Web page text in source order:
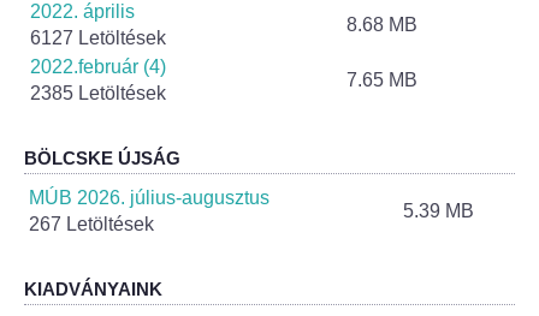
2022. április
6127 Letöltések
8.68 MB
2022.február (4)
2385 Letöltések
7.65 MB
BÖLCSKE ÚJSÁG
MÚB 2026. július-augusztus
267 Letöltések
5.39 MB
KIADVÁNYAINK